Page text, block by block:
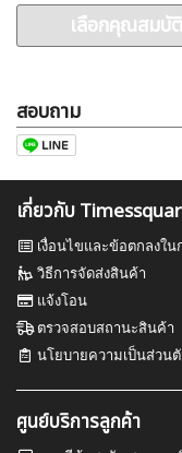
เลือกคุณสมบัติ
สอบถาม
เกี่ยวกับ
เงื่อนไขและข้อตกลงใ
วิธีการจัดส่งสินค้า
แจ้งโอน
ตรวจสอบสถานะสินค้า
นโยบายความเป็นส่วน
ศูนย์บริการลูกค้า